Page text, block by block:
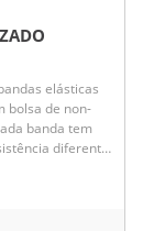
elásticas
bolsa de non-
banda tem
diferente: